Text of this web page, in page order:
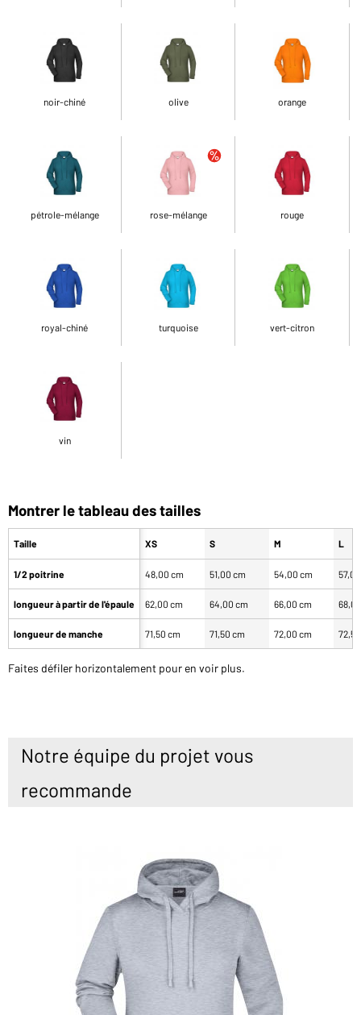
noir-chiné olive orange
pétrole-mélange rose-mélange rouge
royal-chiné turquoise vert-citron
vin
Montrer le tableau des tailles
Taille
1/2 poitrine
longueur à partir de l'épaule
longueur de manche
XS S M L
48,00 cm 51,00 cm 54,00 cm
62,00 cm 64,00 cm 66,00 cm
71,50 cm 71,50 cm 72,00 cm
Faites défiler horizontalement pour en voir plus.
Notre équipe du projet vous
recommande